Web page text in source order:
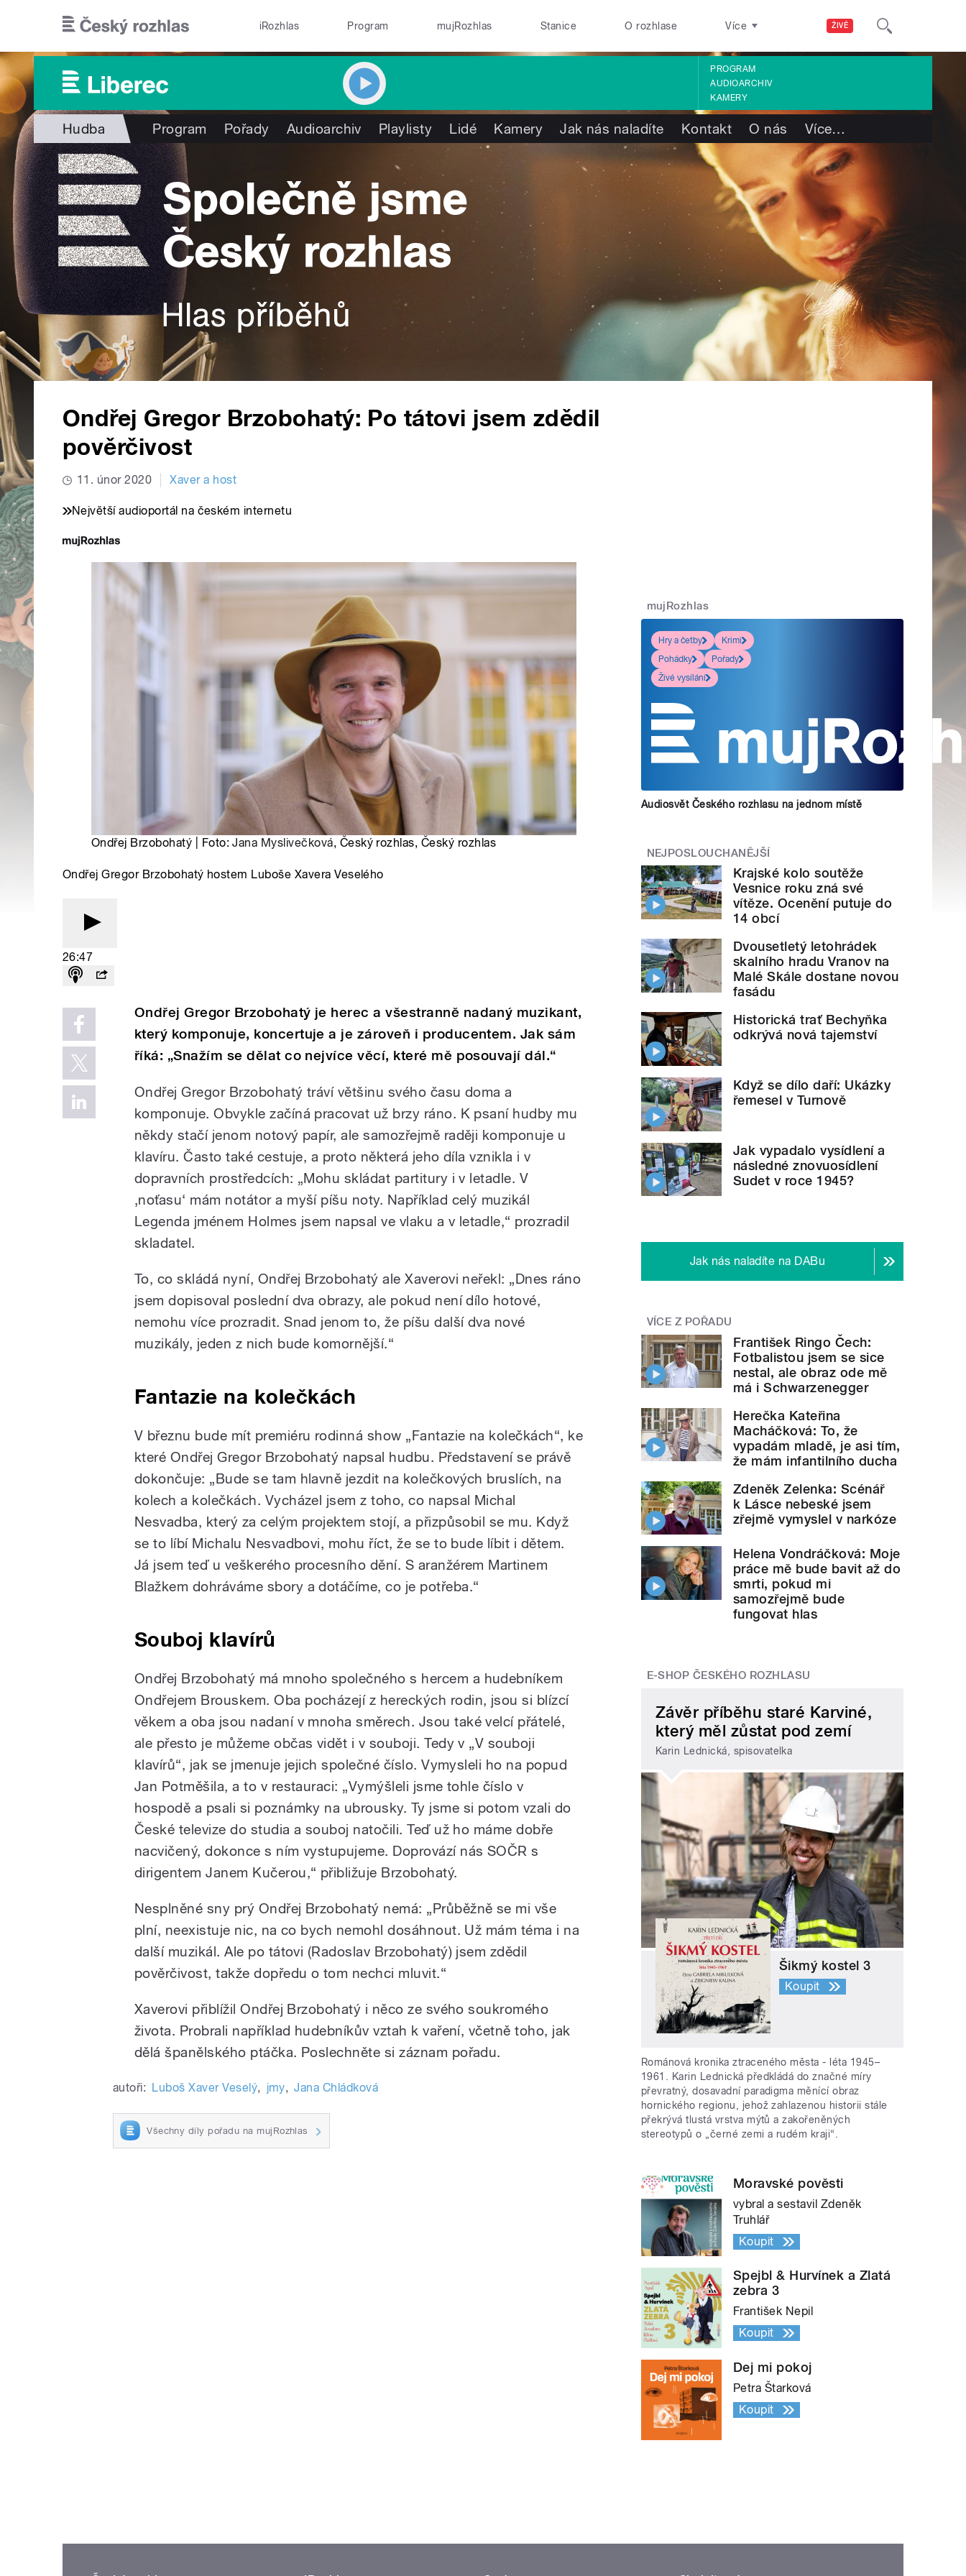
ŽIVĚ
iRozhlas Program mujRozhlas Stanice O rozhlase Více
PROGRAM
AUDIOARCHIV
KAMERY
Hudba Program Pořady Audioarchiv Playlisty Lidé Kamery Jak nás naladíte Kontakt O nás Více…
Ondřej Gregor Brzobohatý: Po tátovi jsem zdědil
pověrčivost
11. únor 2020 Xaver a host
Největší audioportál na českém internetu
Ondřej Brzobohatý | Foto:Jana Myslivečková, Český rozhlas, Český rozhlas
Ondřej Gregor Brzobohatý hostem Luboše Xavera Veselého
26:47
Ondřej Gregor Brzobohatý je herec a všestranně nadaný muzikant,
který komponuje, koncertuje a je zároveň i producentem. Jak sám
říká: „Snažím se dělat co nejvíce věcí, které mě posouvají dál.“
Ondřej Gregor Brzobohatý tráví většinu svého času doma a
komponuje. Obvykle začíná pracovat už brzy ráno. K psaní hudby mu
někdy stačí jenom notový papír, ale samozřejmě raději komponuje u
klavíru. Často také cestuje, a proto některá jeho díla vznikla i v
dopravních prostředcích: „Mohu skládat partitury i v letadle. V
‚noťasu‘ mám notátor a myší píšu noty. Například celý muzikál
Legenda jménem Holmes jsem napsal ve vlaku a v letadle,“ prozradil
skladatel.
To, co skládá nyní, Ondřej Brzobohatý ale Xaverovi neřekl: „Dnes ráno
jsem dopisoval poslední dva obrazy, ale pokud není dílo hotové,
nemohu více prozradit. Snad jenom to, že píšu další dva nové
muzikály, jeden z nich bude komornější.“
Fantazie na kolečkách
V březnu bude mít premiéru rodinná show „Fantazie na kolečkách“, ke
které Ondřej Gregor Brzobohatý napsal hudbu. Představení se právě
dokončuje: „Bude se tam hlavně jezdit na kolečkových bruslích, na
kolech a kolečkách. Vycházel jsem z toho, co napsal Michal
Nesvadba, který za celým projektem stojí, a přizpůsobil se mu. Když
se to líbí Michalu Nesvadbovi, mohu říct, že se to bude líbit i dětem.
Já jsem teď u veškerého procesního dění. S aranžérem Martinem
Blažkem dohráváme sbory a dotáčíme, co je potřeba.“
Souboj klavírů
Ondřej Brzobohatý má mnoho společného s hercem a hudebníkem
Ondřejem Brouskem. Oba pocházejí z hereckých rodin, jsou si blízcí
věkem a oba jsou nadaní v mnoha směrech. Jsou také velcí přátelé,
ale přesto je můžeme občas vidět i v souboji. Tedy v „V souboji
klavírů“, jak se jmenuje jejich společné číslo. Vymysleli ho na popud
Jan Potměšila, a to v restauraci: „Vymýšleli jsme tohle číslo v
hospodě a psali si poznámky na ubrousky. Ty jsme si potom vzali do
České televize do studia a souboj natočili. Teď už ho máme dobře
nacvičený, dokonce s ním vystupujeme. Doprovází nás SOČR s
dirigentem Janem Kučerou,“ přibližuje Brzobohatý.
Nesplněné sny prý Ondřej Brzobohatý nemá: „Průběžně se mi vše
plní, neexistuje nic, na co bych nemohl dosáhnout. Už mám téma i na
další muzikál. Ale po tátovi (Radoslav Brzobohatý) jsem zdědil
pověrčivost, takže dopředu o tom nechci mluvit.“
Xaverovi přiblížil Ondřej Brzobohatý i něco ze svého soukromého
života. Probrali například hudebníkův vztah k vaření, včetně toho, jak
dělá španělského ptáčka. Poslechněte si záznam pořadu.
autoři: Luboš Xaver Veselý, jmy, Jana Chládková
Všechny díly pořadu na mujRozhlas
mujRozhlas
Hry a četby
Krimi
Pohádky
Pořady
Živé vysílání
Audiosvět Českého rozhlasu na jednom místě
NEJPOSLOUCHANĚJŠÍ
Krajské kolo soutěže
Vesnice roku zná své
vítěze. Ocenění putuje do
14 obcí
Dvousetletý letohrádek
skalního hradu Vranov na
Malé Skále dostane novou
fasádu
Historická trať Bechyňka
odkrývá nová tajemství
Když se dílo daří: Ukázky
řemesel v Turnově
Jak vypadalo vysídlení a
následné znovuosídlení
Sudet v roce 1945?
Jak nás naladíte na DABu
VÍCE Z POŘADU
František Ringo Čech:
Fotbalistou jsem se sice
nestal, ale obraz ode mě
má i Schwarzenegger
Herečka Kateřina
Macháčková: To, že
vypadám mladě, je asi tím,
že mám infantilního ducha
Zdeněk Zelenka: Scénář
k Lásce nebeské jsem
zřejmě vymyslel v narkóze
Helena Vondráčková: Moje
práce mě bude bavit až do
smrti, pokud mi
samozřejmě bude
fungovat hlas
E-SHOP ČESKÉHO ROZHLASU
Závěr příběhu staré Karviné,
který měl zůstat pod zemí
Karin Lednická, spisovatelka
Šikmý kostel 3
Koupit
Románová kronika ztraceného města - léta 1945–
1961. Karin Lednická předkládá do značné míry
převratný, dosavadní paradigma měnící obraz
hornického regionu, jehož zahlazenou historii stále
překrývá tlustá vrstva mýtů a zakořeněných
stereotypů o „černé zemi a rudém kraji“.
Moravské pověsti
vybral a sestavil Zdeněk
Truhlář
Koupit
Spejbl & Hurvínek a Zlatá
zebra 3
František Nepil
Koupit
Dej mi pokoj
Petra Štarková
Koupit